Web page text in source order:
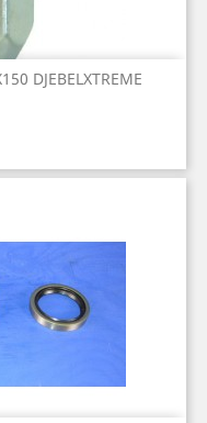
DJEBELXTREME